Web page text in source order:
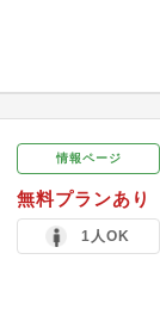
情報ページ
無料プランあり
1人OK